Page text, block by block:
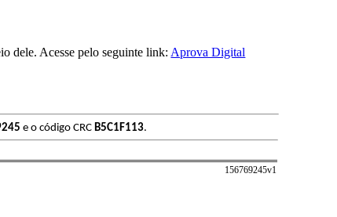
dele. Acesse pelo seguinte link: Aprova Digital
e o código CRC B5C1F113.
156769245v1